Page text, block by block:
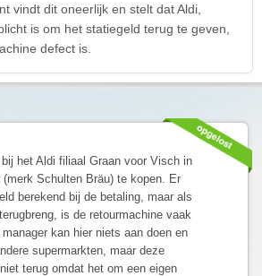
vindt dit oneerlijk en stelt dat Aldi,
is om het statiegeld terug te geven,
defect is.
het Aldi filiaal Graan voor Visch in
(merk Schulten Bräu) te kopen. Er
berekend bij de betaling, maar als
is de retourmachine vaak
kan hier niets aan doen en
supermarkten, maar deze
terug omdat het om een eigen